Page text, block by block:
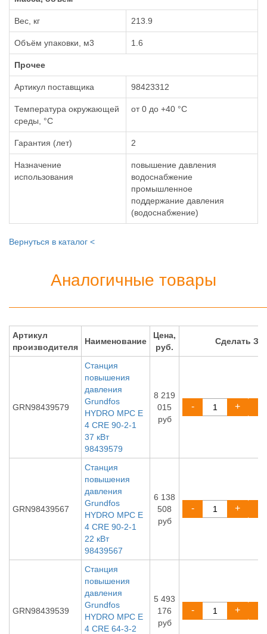
Вес, кг 213.9
Объём упаковки, м3 1.6
Прочее
Артикул поставщика 98423312
Температура окружающей
среды, °С
от 0 до +40 °С
Гарантия (лет) 2
Назначение
использования
повышение давления
водоснабжение
промышленное
поддержание давления
(водоснабжение)
Вернуться в каталог <
Аналогичные товары
Артикул
производителя
Наименование
Цена,
руб.
Сделать
GRN98439579
Станция
повышения
давления
Grundfos
HYDRO MPC E
4 CRE 90-2-1
37 кВт
98439579
8 219
015
руб
- +
GRN98439567
Станция
повышения
давления
Grundfos
HYDRO MPC E
4 CRE 90-2-1
22 кВт
98439567
6 138
508
руб
- +
GRN98439539
Станция
повышения
давления
Grundfos
HYDRO MPC E
4 CRE 64-3-2
5 493
176
руб
- +